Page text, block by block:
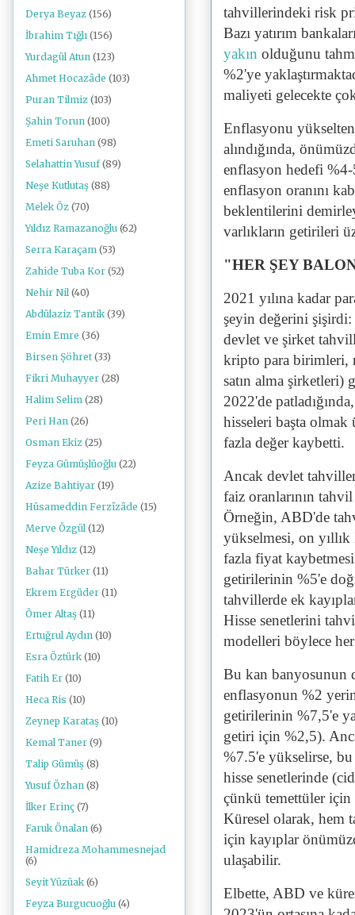
tahvillerindeki risk
Bazı yatırım
yakın olduğunu
%2'ye
maliyeti gelecekte
Enflasyonu
alındığında,
enflasyon hedefi
enflasyon oranını
beklentilerini
varlıkların getirileri
"HER ŞEY
2021 yılına kadar
şeyin değerini
devlet ve şirket
kripto para birimleri,
satın alma
2022'de
hisseleri başta olmak
fazla değer kaybetti.
Ancak devlet
faiz oranlarının
Örneğin, ABD'de
yükselmesi, on
fazla fiyat
getirilerinin %5'e
tahvillerde ek
Hisse senetlerini
modelleri böylece
Bu kan banyosunun
enflasyonun %2
getirilerinin %7,5'e
getiri için %2,5).
%7.5'e yükselirse,
hisse senetlerinde
çünkü temettüler
Küresel olarak, hem
için kayıplar
ulaşabilir.
Elbette, ABD ve
Derya Beyaz (156)
İbrahim Tığlı (156)
Yurdagül Atun (123)
Ahmet Hocazâde (103)
Puran Tilmiz (103)
Şahin Torun (100)
Emeti Saruhan (98)
Selahattin Yusuf (89)
Neşe Kutlutaş (88)
Melek Öz (70)
Yıldız Ramazanoğlu (62)
Serra Karaçam (53)
Zahide Tuba Kor (52)
Nehir Nil (40)
Abdülaziz Tantik (39)
Emin Emre (36)
Birsen Şöhret (33)
Fikri Muhayyer (28)
Halim Selim (28)
Peri Han (26)
Osman Ekiz (25)
Feyza Gümüşlüoğlu (22)
Azize Bahtiyar (19)
Hüsameddin Ferzîzâde (15)
Merve Özgül (12)
Neşe Yıldız (12)
Bahar Türker (11)
Ekrem Ergüder (11)
Ömer Altaş (11)
Ertuğrul Aydın (10)
Esra Öztürk (10)
Fatih Er (10)
Heca Ris (10)
Zeynep Karataş (10)
Kemal Taner (9)
Talip Gümüş (8)
Yusuf Özhan (8)
İlker Erinç (7)
Faruk Önalan (6)
Hamidreza Mohammesnejad
(6)
Seyit Yüzüak (6)
Feyza Burgucuoğlu (4)